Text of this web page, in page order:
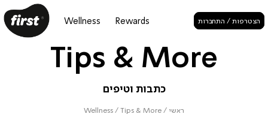
הצטרפות / התחברות Rewards
Wellness
Tips & More
כתבות וטיפים
ראשי /
Wellness / Tips & More